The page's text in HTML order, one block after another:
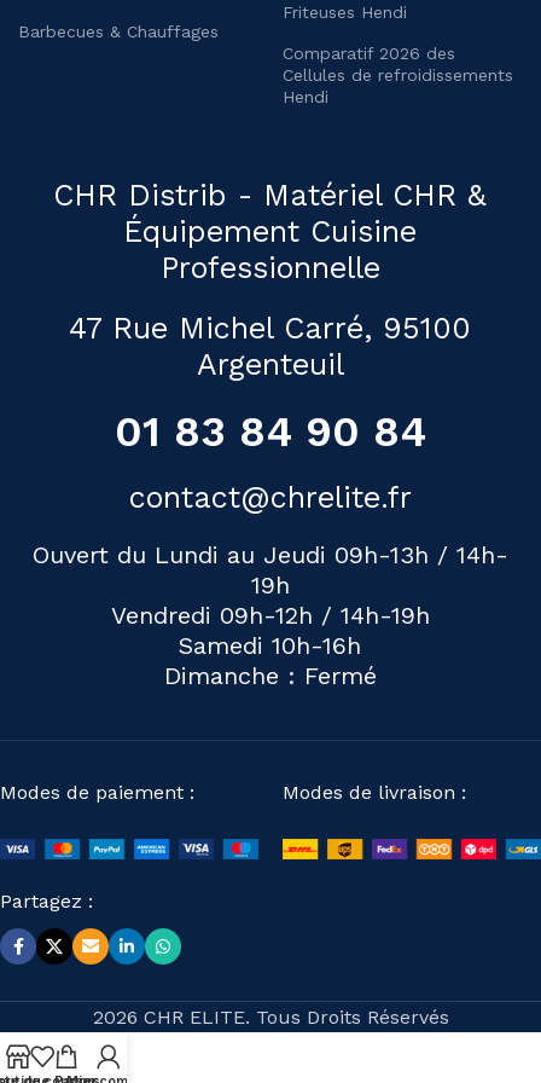
Barbecues & Chauffages
Friteuses Hendi
Comparatif 2026 des
Cellules de refroidissements
Hendi
CHR Distrib - Matériel CHR &
Équipement Cuisine
Professionnelle
47 Rue Michel Carré, 95100
Argenteuil
01 83 84 90 84
contact@chrelite.fr
Ouvert du Lundi au Jeudi 09h-13h / 14h-
19h
Vendredi 09h-12h / 14h-19h
Samedi 10h-16h
Dimanche : Fermé
Modes de paiement : Modes de livraison :
Partagez :
2026 CHR ELITE. Tous Droits Réservés